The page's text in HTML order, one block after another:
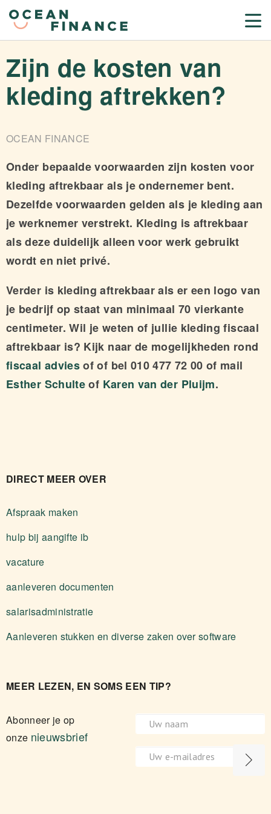
Zijn de kosten van
kleding aftrekken?
OCEAN FINANCE
Onder bepaalde voorwaarden zijn kosten voor
kleding aftrekbaar als je ondernemer bent.
Dezelfde voorwaarden gelden als je kleding aan
je werknemer verstrekt. Kleding is aftrekbaar
als deze duidelijk alleen voor werk gebruikt
wordt en niet privé.
Verder is kleding aftrekbaar als er een logo van
je bedrijf op staat van minimaal 70 vierkante
centimeter. Wil je weten of jullie kleding fiscaal
aftrekbaar is? Kijk naar de mogelijkheden rond
fiscaal adviesof of bel 010 477 72 00 of mail
Esther Schulteof Karen van der Pluijm.
DIRECT MEER OVER
Afspraak maken
hulp bij aangifte ib
vacature
aanleveren documenten
salarisadministratie
Aanleveren stukken en diverse zaken over software
MEER LEZEN, EN SOMS EEN TIP?
Abonneer je op
onze nieuwsbrief